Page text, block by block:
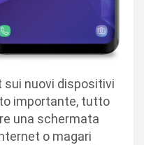
sui nuovi dispositivi
importante, tutto
una schermata
o magari